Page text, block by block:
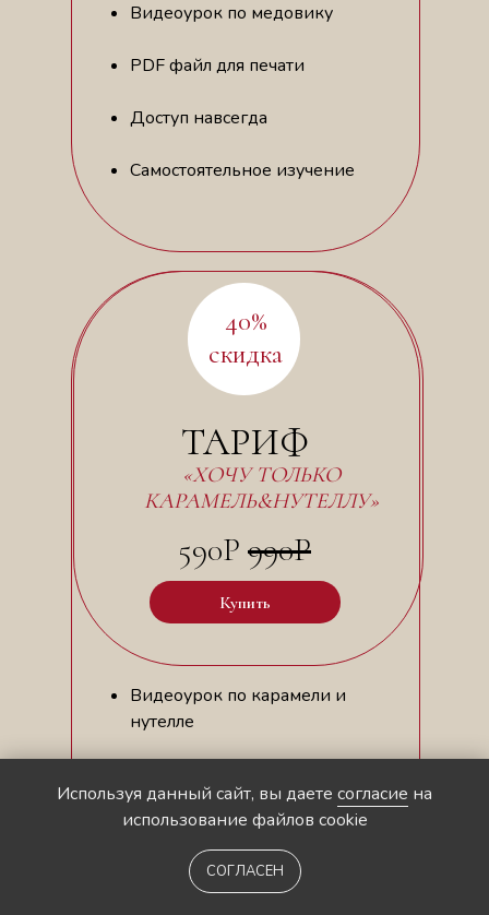
Видеоурок по медовику
PDF файл для печати
Доступ навсегда
Самостоятельное изучение
ТАРИФ
Видеоурок по карамели и
нутелле
Доступ навсегда
Самостоятельное изучение
590Р 990Р
«ХОЧУ ТОЛЬКО
КАРАМЕЛЬ&НУТЕЛЛУ»
40%
скидка
Купить
Используя данный сайт, вы даете согласие на
использование файлов cookie
СОГЛАСЕН